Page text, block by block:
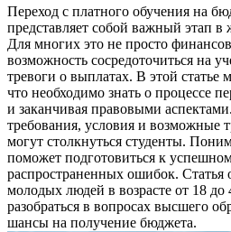
Переход с платного обучения на
представляет собой важный этап в
Для многих это не просто
возможность сосредоточиться на
тревоги о выплатах. В этой статье
что необходимо знать о процессе
и заканчивая правовыми
требования, условия и возможные
могут столкнуться студенты.
поможет подготовиться к
распространенных ошибок. Статья
молодых людей в возрасте от 18
разобраться в вопросах высшего
шансы на получение бюджета.